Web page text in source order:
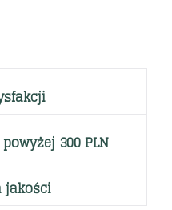
300 PLN
jakości